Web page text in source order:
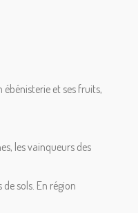
et ses fruits,
les vainqueurs des
sols. En région